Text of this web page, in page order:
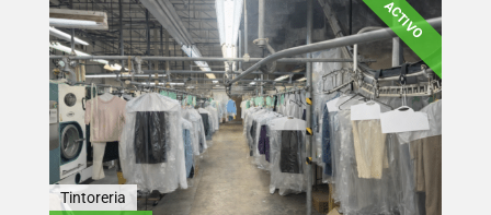
ACTIVO
Tintoreria